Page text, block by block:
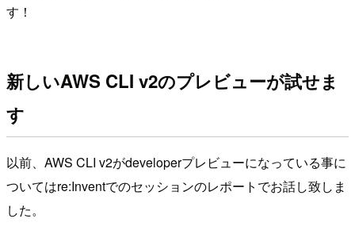
す！
新しいAWS CLI v2のプレビューが試せま
す
以前、AWS CLI v2がdeveloperプレビューになっている事に
ついてはre:Inventでのセッションのレポートでお話し致しま
した。